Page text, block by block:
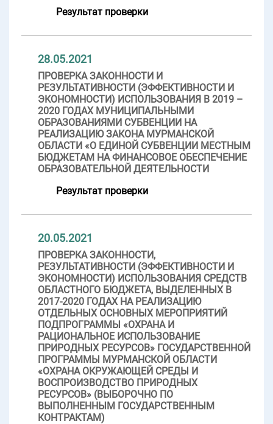
Результат проверки
28.05.2021
ПРОВЕРКА ЗАКОННОСТИ И
РЕЗУЛЬТАТИВНОСТИ (ЭФФЕКТИВНОСТИ И
ЭКОНОМНОСТИ) ИСПОЛЬЗОВАНИЯ В 2019 –
2020 ГОДАХ МУНИЦИПАЛЬНЫМИ
ОБРАЗОВАНИЯМИ СУБВЕНЦИИ НА
РЕАЛИЗАЦИЮ ЗАКОНА МУРМАНСКОЙ
ОБЛАСТИ «О ЕДИНОЙ СУБВЕНЦИИ МЕСТНЫМ
БЮДЖЕТАМ НА ФИНАНСОВОЕ ОБЕСПЕЧЕНИЕ
ОБРАЗОВАТЕЛЬНОЙ ДЕЯТЕЛЬНОСТИ
Результат проверки
20.05.2021
ПРОВЕРКА ЗАКОННОСТИ,
РЕЗУЛЬТАТИВНОСТИ (ЭФФЕКТИВНОСТИ И
ЭКОНОМНОСТИ) ИСПОЛЬЗОВАНИЯ СРЕДСТВ
ОБЛАСТНОГО БЮДЖЕТА, ВЫДЕЛЕННЫХ В
2017-2020 ГОДАХ НА РЕАЛИЗАЦИЮ
ОТДЕЛЬНЫХ ОСНОВНЫХ МЕРОПРИЯТИЙ
ПОДПРОГРАММЫ «ОХРАНА И
РАЦИОНАЛЬНОЕ ИСПОЛЬЗОВАНИЕ
ПРИРОДНЫХ РЕСУРСОВ» ГОСУДАРСТВЕННОЙ
ПРОГРАММЫ МУРМАНСКОЙ ОБЛАСТИ
«ОХРАНА ОКРУЖАЮЩЕЙ СРЕДЫ И
ВОСПРОИЗВОДСТВО ПРИРОДНЫХ
РЕСУРСОВ» (ВЫБОРОЧНО ПО
ВЫПОЛНЕННЫМ ГОСУДАРСТВЕННЫМ
КОНТРАКТАМ)